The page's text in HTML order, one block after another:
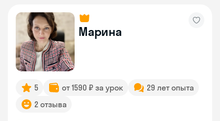
Марина
5 от 1590 ₽ за урок
29 лет опыта
2 отзыва